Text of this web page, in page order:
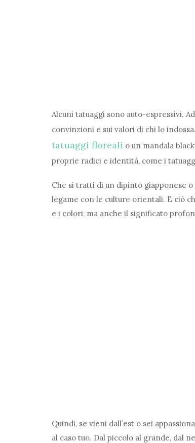
Alcuni tatuaggi sono auto-espressivi.
convinzioni e sui valori di chi lo
tatuaggi floreali o un mandala
proprie radici e identità, come i
Che si tratti di un dipinto giapponese
legame con le culture orientali. E ciò
e i colori, ma anche il significato
Quindi, se vieni dall’est o sei
al caso tuo. Dal piccolo al grande, dal